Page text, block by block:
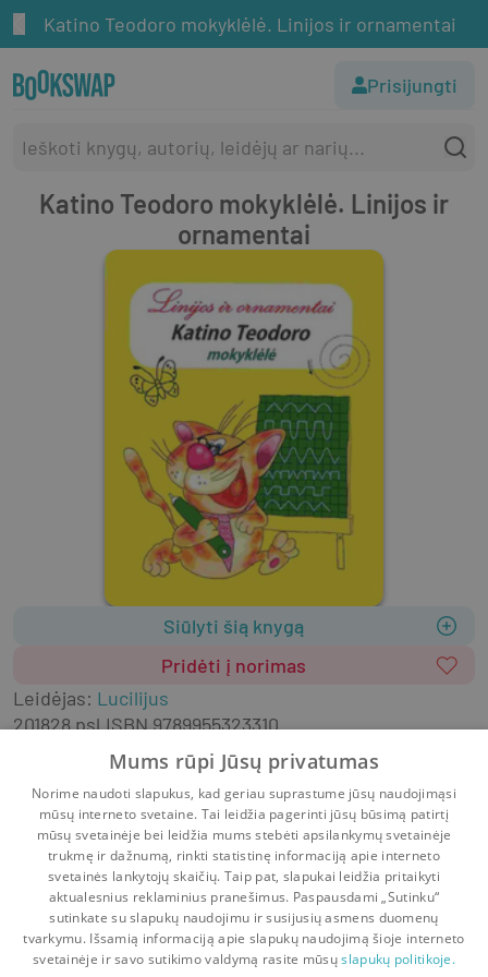
Katino Teodoro mokyklėlė. Linijos ir ornamentai
Prisijungti
Katino Teodoro mokyklėlė. Linijos ir
ornamentai
Siūlyti šią knygą
Pridėti į norimas
Leidėjas: Lucilijus
201828 psl.ISBN9789955323310
Minkštas
Lietuvių k.
Literatūra vaikams ir paaugliams
Užduočių ir veiklos knygelės
Užduotys 5-6 m. vaikams
Pradinis Krepšelis Pokalbiai Pranešimai Paskyra
Mums rūpi Jūsų privatumas
Norime naudoti slapukus, kad geriau suprastume jūsų naudojimąsi
mūsų interneto svetaine. Tai leidžia pagerinti jūsų būsimą patirtį
mūsų svetainėje bei leidžia mums stebėti apsilankymų svetainėje
trukmę ir dažnumą, rinkti statistinę informaciją apie interneto
svetainės lankytojų skaičių. Taip pat, slapukai leidžia pritaikyti
aktualesnius reklaminius pranešimus. Paspausdami „Sutinku“
sutinkate su slapukų naudojimu ir susijusių asmens duomenų
tvarkymu. Išsamią informaciją apie slapukų naudojimą šioje interneto
svetainėje ir savo sutikimo valdymą rasite mūsųslapukų politikoje.